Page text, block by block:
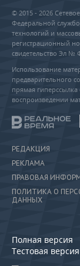
© 2015 - 2026
Федеральной
технологий и
регистрационный
свидетельство Эл №
Использование
предварительного
прямая
воспроизведении
РЕДАКЦИЯ
РЕКЛАМА
ПРАВОВАЯ
ПОЛИТИКА О
ДАННЫХ
Полная версия
Тестовая версия